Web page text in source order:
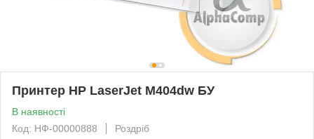
Принтер HP LaserJet M404dw БУ
В наявності
Код: НФ-00000888
Роздріб